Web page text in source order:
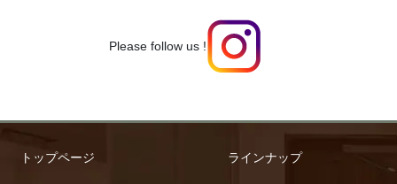
Please follow us !
トップページ ラインナップ